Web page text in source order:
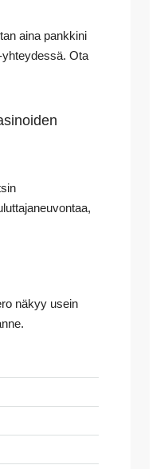
aina pankkini
Ota
näkyy usein